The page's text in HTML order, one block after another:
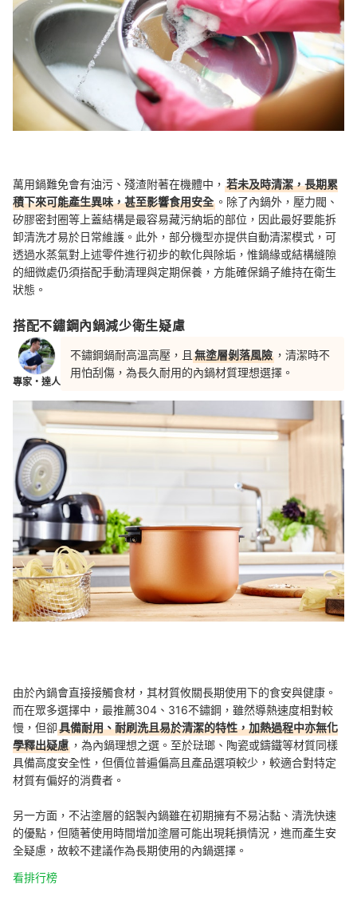
萬用鍋難免會有油污、殘渣附著在機體中， 若未及時清潔，長期累
積下來可能產生異味，甚至影響食用安全 。除了內鍋外，壓力閥、
矽膠密封圈等上蓋結構是最容易藏污納垢的部位，因此最好要能拆
卸清洗才易於日常維護。此外，部分機型亦提供自動清潔模式，可
透過水蒸氣對上述零件進行初步的軟化與除垢，惟鍋緣或結構縫隙
的細微處仍須搭配手動清理與定期保養，方能確保鍋子維持在衛生
狀態。
搭配不鏽鋼內鍋減少衛生疑慮
專家・達人
不鏽鋼鍋耐高溫高壓，且 無塗層剝落風險 ，清潔時不
用怕刮傷，為長久耐用的內鍋材質理想選擇。
由於內鍋會直接接觸食材，其材質攸關長期使用下的食安與健康。
而在眾多選擇中，最推薦304、316不鏽鋼，雖然導熱速度相對較
慢，但卻具備耐用、耐刷洗且易於清潔的特性，加熱過程中亦無化
學釋出疑慮 ，為內鍋理想之選。至於琺瑯、陶瓷或鑄鐵等材質同樣
具備高度安全性，但價位普遍偏高且產品選項較少，較適合對特定
材質有偏好的消費者。
另一方面，不沾塗層的鋁製內鍋雖在初期擁有不易沾黏、清洗快速
的優點，但隨著使用時間增加塗層可能出現耗損情況，進而產生安
全疑慮，故較不建議作為長期使用的內鍋選擇。
看排行榜